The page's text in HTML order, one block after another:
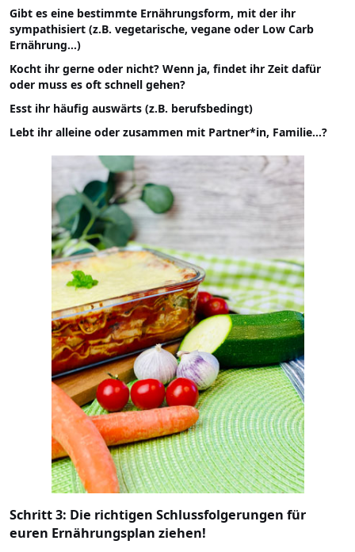
Gibt es eine bestimmte Ernährungsform, mit der ihr
sympathisiert (z.B. vegetarische, vegane oder Low Carb
Ernährung…)
Kocht ihr gerne oder nicht? Wenn ja, findet ihr Zeit dafür
oder muss es oft schnell gehen?
Esst ihr häufig auswärts (z.B. berufsbedingt)
Lebt ihr alleine oder zusammen mit Partner*in, Familie…?
Schritt 3: Die richtigen Schlussfolgerungen für
euren Ernährungsplan ziehen!